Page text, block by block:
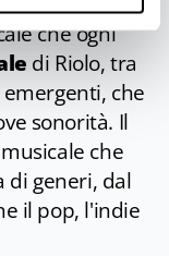
che ogni
di Riolo, tra
che
sonorità. Il
che
di generi, dal
il pop, l'indie